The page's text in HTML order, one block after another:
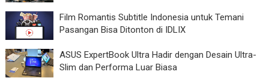
Film Romantis Subtitle Indonesia untuk Temani
Pasangan Bisa Ditonton di IDLIX
ASUS ExpertBook Ultra Hadir dengan Desain Ultra-
Slim dan Performa Luar Biasa